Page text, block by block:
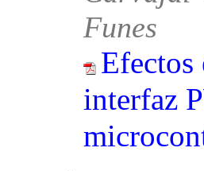
Funes
Efectos
interfaz